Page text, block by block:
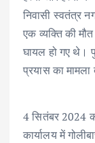
निवासी स्वतंत्र
एक व्यक्ति की
घायल हो गए थे।
प्रयास का मामला
4 सितंबर 2024
कार्यालय में